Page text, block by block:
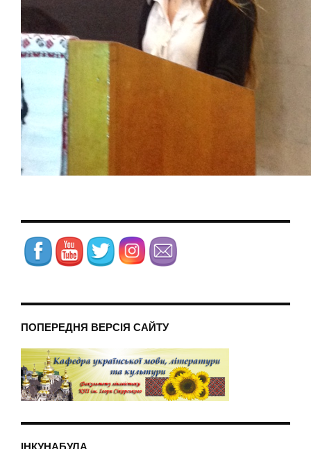
ПОПЕРЕДНЯ ВЕРСІЯ САЙТУ